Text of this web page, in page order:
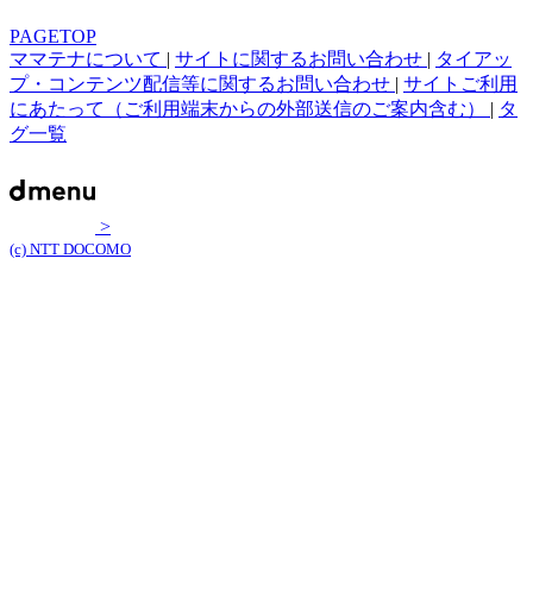
PAGETOP
ママテナについて | サイトに関するお問い合わせ | タイアッ
プ・コンテンツ配信等に関するお問い合わせ | サイトご利用
にあたって（ご利用端末からの外部送信のご案内含む） | タ
グ一覧
>
(c) NTT DOCOMO